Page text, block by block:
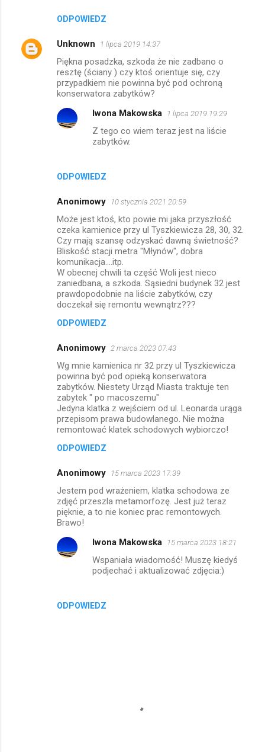
ODPOWIEDZ
Unknown 1 lipca 2019 14:37
Piękna posadzka, szkoda że nie zadbano o
resztę (ściany ) czy ktoś orientuje się, czy
przypadkiem nie powinna być pod ochroną
konserwatora zabytków?
ODPOWIEDZ
Iwona Makowska 1 lipca 2019 19:29
Z tego co wiem teraz jest na liście
zabytków.
Anonimowy 10 stycznia 2021 20:59
Może jest ktoś, kto powie mi jaka przyszłość
czeka kamienice przy ul Tyszkiewicza 28, 30, 32.
Czy mają szansę odzyskać dawną świetność?
Bliskość stacji metra "Młynów", dobra
komunikacja....itp.
W obecnej chwili ta część Woli jest nieco
zaniedbana, a szkoda. Sąsiedni budynek 32 jest
prawdopodobnie na liście zabytków, czy
doczekał się remontu wewnątrz???
ODPOWIEDZ
Anonimowy 2 marca 2023 07:43
Wg mnie kamienica nr 32 przy ul Tyszkiewicza
powinna być pod opieką konserwatora
zabytków. Niestety Urząd Miasta traktuje ten
zabytek " po macoszemu"
Jedyna klatka z wejściem od ul. Leonarda urąga
przepisom prawa budowlanego. Nie można
remontować klatek schodowych wybiorczo!
ODPOWIEDZ
Anonimowy 15 marca 2023 17:39
Jestem pod wrażeniem, klatka schodowa ze
zdjęć przeszla metamorfozę. Jest już teraz
pięknie, a to nie koniec prac remontowych.
Brawo!
ODPOWIEDZ
Iwona Makowska 15 marca 2023 18:21
Wspaniała wiadomość! Muszę kiedyś
podjechać i aktualizować zdjęcia:)